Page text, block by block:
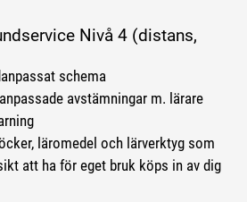
Nivå 4 (distans,
schema
avstämningar m. lärare
läromedel och lärverktyg som
att ha för eget bruk köps in av dig